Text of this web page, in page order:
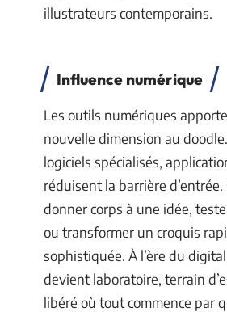
illustrateurs contemporains.
Influence numérique
Les outils numériques
nouvelle dimension au
logiciels spécialisés,
réduisent la barrière
donner corps à une idée,
ou transformer un croquis
sophistiquée. À l’ère du
devient laboratoire, terrain
libéré où tout commence par